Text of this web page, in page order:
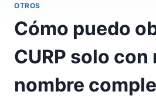
OTROS
Cómo puedo
CURP solo con
nombre